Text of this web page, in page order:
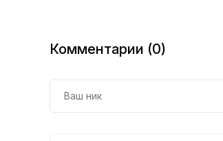
Комментарии (0)